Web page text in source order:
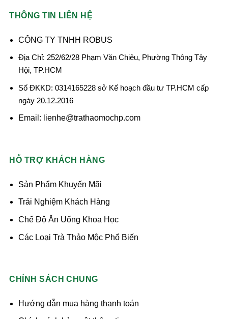
THÔNG TIN LIÊN HỆ
CÔNG TY TNHH ROBUS
Địa Chỉ: 252/62/28 Phạm Văn Chiêu, Phường Thông Tây
Hội, TP.HCM
Số ĐKKD: 0314165228 sở Kế hoạch đầu tư TP.HCM cấp
ngày 20.12.2016
Email: lienhe@trathaomochp.com
HỖ TRỢ KHÁCH HÀNG
Sản Phẩm Khuyến Mãi
Trải Nghiệm Khách Hàng
Chế Độ Ăn Uống Khoa Học
Các Loại Trà Thảo Mộc Phổ Biến
CHÍNH SÁCH CHUNG
Hướng dẫn mua hàng thanh toán